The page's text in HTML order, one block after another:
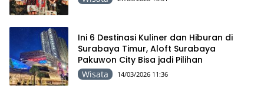
Ini 6 Destinasi Kuliner dan Hiburan di
Surabaya Timur, Aloft Surabaya
Pakuwon City Bisa jadi Pilihan
Wisata 14/03/2026 11:36